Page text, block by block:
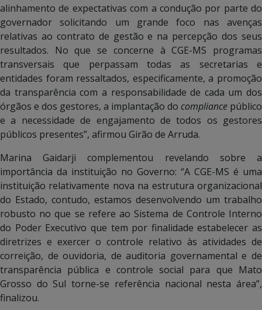
alinhamento de expectativas com a condução por parte do
governador solicitando um grande foco nas avenças
relativas ao contrato de gestão e na percepção dos seus
resultados. No que se concerne à CGE-MS programas
transversais que perpassam todas as secretarias e
entidades foram ressaltados, especificamente, a promoção
da transparência com a responsabilidade de cada um dos
órgãos e dos gestores, a implantação do compliance público
e a necessidade de engajamento de todos os gestores
públicos presentes”, afirmou Girão de Arruda.
Marina Gaidarji complementou revelando sobre a
importância da instituição no Governo: “A CGE-MS é uma
instituição relativamente nova na estrutura organizacional
do Estado, contudo, estamos desenvolvendo um trabalho
robusto no que se refere ao Sistema de Controle Interno
do Poder Executivo que tem por finalidade estabelecer as
diretrizes e exercer o controle relativo às atividades de
correição, de ouvidoria, de auditoria governamental e de
transparência pública e controle social para que Mato
Grosso do Sul torne-se referência nacional nesta área”,
finalizou.